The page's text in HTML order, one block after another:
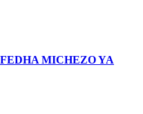
MICHEZO YA